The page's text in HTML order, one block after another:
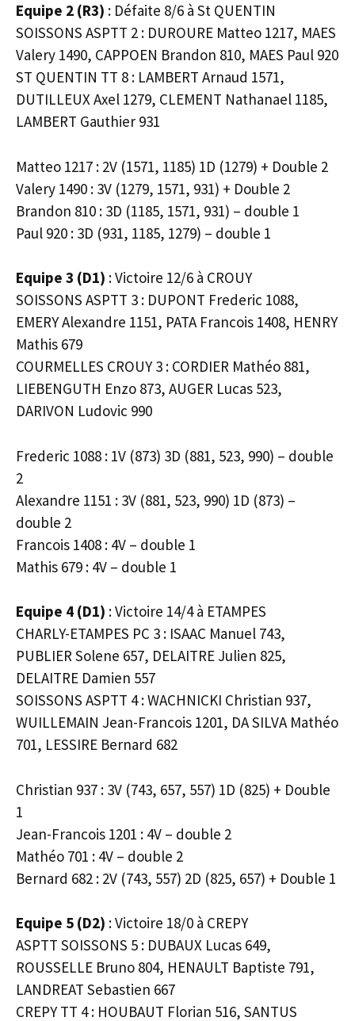
Equipe 2 (R3) : Défaite 8/6 à St QUENTIN
SOISSONS ASPTT 2 : DUROURE Matteo 1217, MAES
Valery 1490, CAPPOEN Brandon 810, MAES Paul 920
ST QUENTIN TT 8 : LAMBERT Arnaud 1571,
DUTILLEUX Axel 1279, CLEMENT Nathanael 1185,
LAMBERT Gauthier 931
Matteo 1217 : 2V (1571, 1185) 1D (1279) + Double 2
Valery 1490 : 3V (1279, 1571, 931) + Double 2
Brandon 810 : 3D (1185, 1571, 931) – double 1
Paul 920 : 3D (931, 1185, 1279) – double 1
Equipe 3 (D1) : Victoire 12/6 à CROUY
SOISSONS ASPTT 3 : DUPONT Frederic 1088,
EMERY Alexandre 1151, PATA Francois 1408, HENRY
Mathis 679
COURMELLES CROUY 3 : CORDIER Mathéo 881,
LIEBENGUTH Enzo 873, AUGER Lucas 523,
DARIVON Ludovic 990
Frederic 1088 : 1V (873) 3D (881, 523, 990) – double
2
Alexandre 1151 : 3V (881, 523, 990) 1D (873) –
double 2
Francois 1408 : 4V – double 1
Mathis 679 : 4V – double 1
Equipe 4 (D1) : Victoire 14/4 à ETAMPES
CHARLY-ETAMPES PC 3 : ISAAC Manuel 743,
PUBLIER Solene 657, DELAITRE Julien 825,
DELAITRE Damien 557
SOISSONS ASPTT 4 : WACHNICKI Christian 937,
WUILLEMAIN Jean-Francois 1201, DA SILVA Mathéo
701, LESSIRE Bernard 682
Christian 937 : 3V (743, 657, 557) 1D (825) + Double
1
Jean-Francois 1201 : 4V – double 2
Mathéo 701 : 4V – double 2
Bernard 682 : 2V (743, 557) 2D (825, 657) + Double 1
Equipe 5 (D2) : Victoire 18/0 à CREPY
ASPTT SOISSONS 5 : DUBAUX Lucas 649,
ROUSSELLE Bruno 804, HENAULT Baptiste 791,
LANDREAT Sebastien 667
CREPY TT 4 : HOUBAUT Florian 516, SANTUS